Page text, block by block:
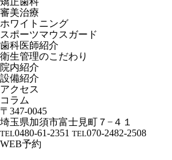
審美治療
ホワイトニング
スポーツマウスガード
歯科医師紹介
衛生管理のこだわり
院内紹介
設備紹介
アクセス
コラム
〒347-0045
埼玉県加須市富士見町７−４１
TEL0480-61-2351 TEL070-2482-2508
WEB予約